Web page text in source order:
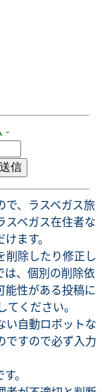
-
で、ラスベガス旅
スベガス在住者な
ます。
削除したり修正し
は、個別の削除依
能性がある投稿に
ください。
い自動ロボットな
ですので必ず入力
。